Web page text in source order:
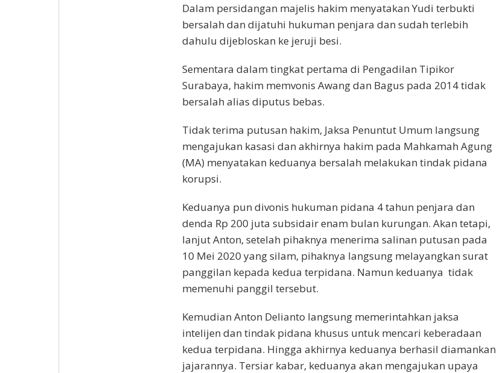
Dalam persidangan majelis hakim menyatakan Yudi terbukti
bersalah dan dijatuhi hukuman penjara dan sudah terlebih
dahulu dijebloskan ke jeruji besi.
Sementara dalam tingkat pertama di Pengadilan Tipikor
Surabaya, hakim memvonis Awang dan Bagus pada 2014 tidak
bersalah alias diputus bebas.
Tidak terima putusan hakim, Jaksa Penuntut Umum langsung
mengajukan kasasi dan akhirnya hakim pada Mahkamah Agung
(MA) menyatakan keduanya bersalah melakukan tindak pidana
korupsi.
Keduanya pun divonis hukuman pidana 4 tahun penjara dan
denda Rp 200 juta subsidair enam bulan kurungan. Akan tetapi,
lanjut Anton, setelah pihaknya menerima salinan putusan pada
10 Mei 2020 yang silam, pihaknya langsung melayangkan surat
panggilan kepada kedua terpidana. Namun keduanya tidak
memenuhi panggil tersebut.
Kemudian Anton Delianto langsung memerintahkan jaksa
intelijen dan tindak pidana khusus untuk mencari keberadaan
kedua terpidana. Hingga akhirnya keduanya berhasil diamankan
jajarannya. Tersiar kabar, keduanya akan mengajukan upaya